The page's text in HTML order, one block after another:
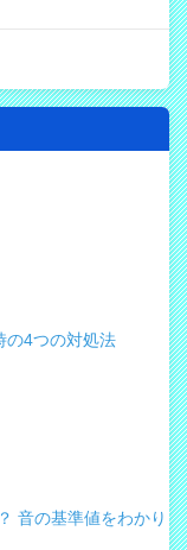
の4つの対処法
音の基準値をわかり